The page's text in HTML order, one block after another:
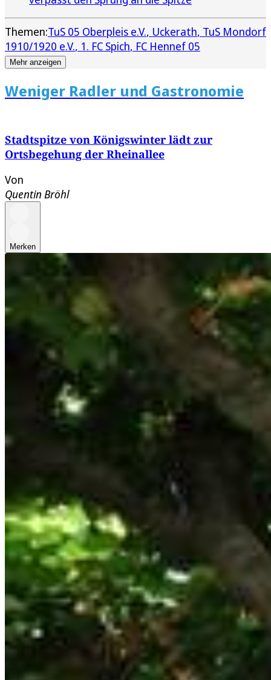
Themen:TuS 05 Oberpleis e.V. Uckerath TuS Mondorf
1910/1920 e.V. 1. FC Spich FC Hennef 05
Mehr anzeigen
Weniger Radler und Gastronomie
Stadtspitze von Königswinter lädt zur
Ortsbegehung der Rheinallee
Von
Quentin Bröhl
Merken